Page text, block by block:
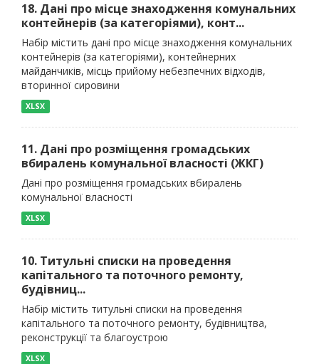
18. Дані про місце знаходження комунальних
контейнерів (за категоріями), конт...
Набір містить дані про місце знаходження комунальних
контейнерів (за категоріями), контейнерних
майданчиків, місць прийому небезпечних відходів,
вторинної сировини
XLSX
11. Дані про розміщення громадських
вбиралень комунальної власності (ЖКГ)
Дані про розміщення громадських вбиралень
комунальної власності
XLSX
10. Титульні списки на проведення
капітального та поточного ремонту,
будівниц...
Набір містить титульні списки на проведення
капітального та поточного ремонту, будівництва,
реконструкції та благоустрою
XLSX